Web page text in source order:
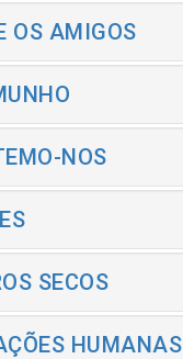
OS AMIGOS
NOS
SECOS
HUMANAS